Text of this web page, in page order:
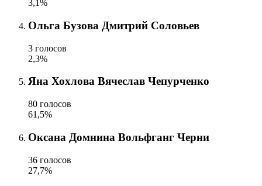
3,1%
Ольга Бузова Дмитрий Соловьев
3 голосов
2,3%
Яна Хохлова Вячеслав Чепурченко
80 голосов
61,5%
Оксана Домнина Вольфганг Черни
36 голосов
27,7%